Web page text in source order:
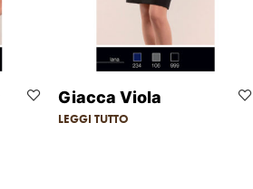
Giacca Viola
LEGGI TUTTO